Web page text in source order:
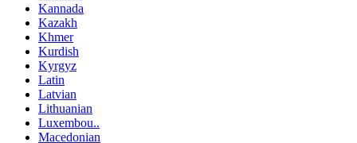
Kannada
Kazakh
Khmer
Kurdish
Kyrgyz
Latin
Latvian
Lithuanian
Luxembou..
Macedonian